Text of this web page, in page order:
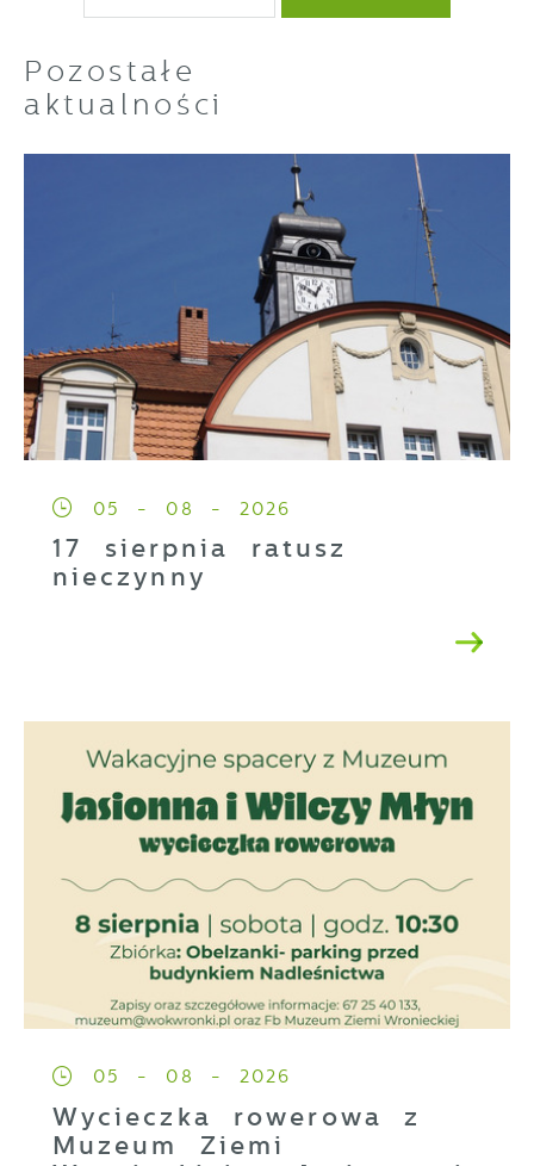
Pozostałe
aktualności
05 - 08 - 2026
17 sierpnia ratusz
nieczynny
05 - 08 - 2026
Wycieczka rowerowa z
Muzeum Ziemi